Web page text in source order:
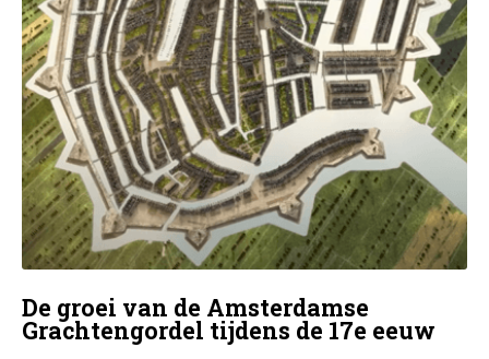
De groei van de Amsterdamse
Grachtengordel tijdens de 17e eeuw